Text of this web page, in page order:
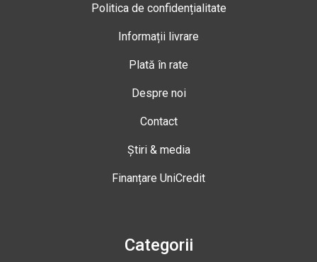
Politica de confidențialitate
Informații livrare
Plată în rate
Despre noi
Contact
Știri & media
Finanțare UniCredit
Categorii